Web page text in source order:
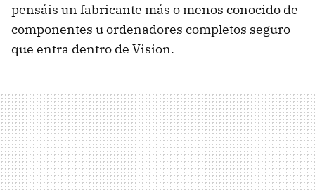
pensáis un fabricante más o menos conocido de
componentes u ordenadores completos seguro
que entra dentro de Vision.